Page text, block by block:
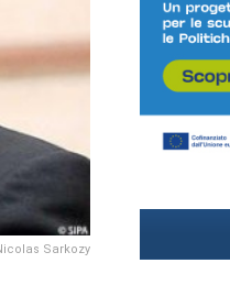
Sarkozy